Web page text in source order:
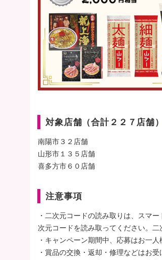
対象店舗（合計２２７店舗）
南陽市３２店舗
山形市１３５店舗
喜多方市６０店舗
注意事項
・二次元コードの読み取りは、スマ
次元コードを読み取ってください。
・キャンペーン期間中、応募はお一人
・賞品の交換・返却・修理などはお受